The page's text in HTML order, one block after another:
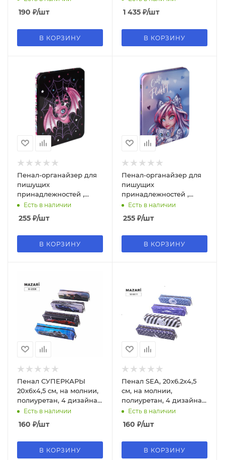
190 ₽/шт
В КОРЗИНУ
1 435 ₽/шт
В КОРЗИНУ
Пенал-органайзер для
пишущих
принадлежностей ,
'Гламурная мышка', 63133
Есть в наличии
255 ₽/шт
В КОРЗИНУ
Пенал-органайзер для
пишущих
принадлежностей ,
'Девушка с барсом',
Есть в наличии
255 ₽/шт
В КОРЗИНУ
Пенал СУПЕРКАРЫ
20х6х4,5 см, на молнии,
полиуретан, 4 дизайна,
М-9606
Есть в наличии
160 ₽/шт
В КОРЗИНУ
Пенал SEA, 20х6.2х4,5
см, на молнии,
полиуретан, 4 дизайна,
М-9611
Есть в наличии
160 ₽/шт
В КОРЗИНУ